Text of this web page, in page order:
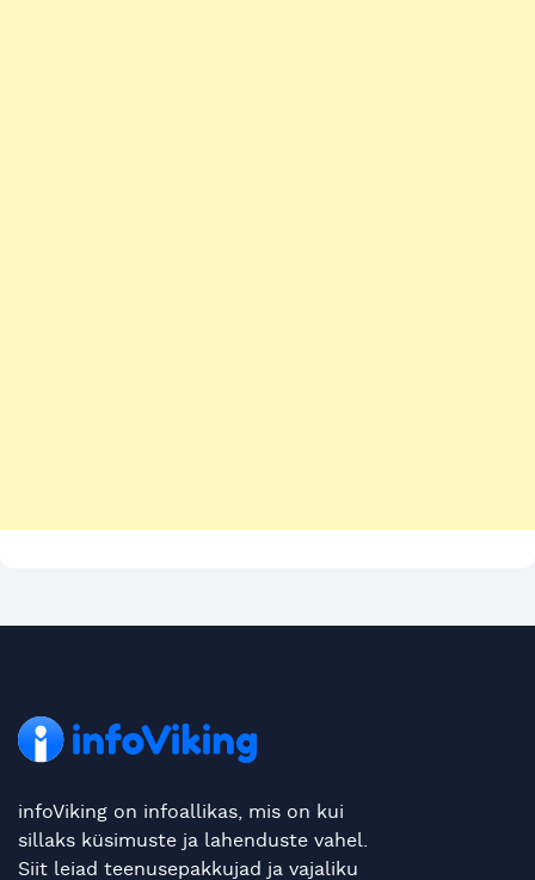
infoViking on infoallikas, mis on kui
sillaks küsimuste ja lahenduste vahel.
Siit leiad teenusepakkujad ja vajaliku